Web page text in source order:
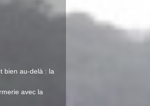
bien au-delà : la
avec la